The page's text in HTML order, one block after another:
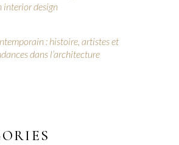
interior design
: histoire, artistes et
dans l’architecture